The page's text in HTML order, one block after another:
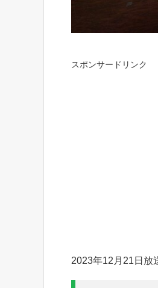
スポンサードリンク
2023年12月21日放